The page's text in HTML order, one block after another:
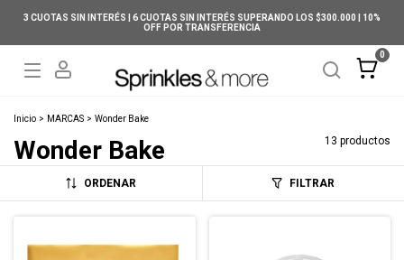
3 CUOTAS SIN INTERÉS | 6 CUOTAS SIN INTERÉS SUPERANDO LOS $300.000 | 10%
OFF POR TRANSFERENCIA
0
Inicio > MARCAS > Wonder Bake
Wonder Bake 13 productos
ORDENAR FILTRAR